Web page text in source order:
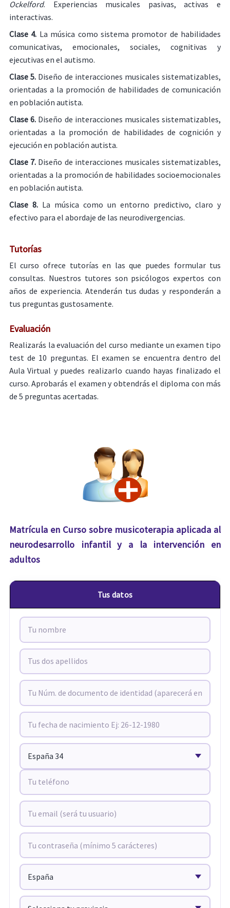
Ockelford. Experiencias musicales pasivas, activas e
interactivas.
Clase 4. La música como sistema promotor de habilidades
comunicativas, emocionales, sociales, cognitivas y
ejecutivas en el autismo.
Clase 5. Diseño de interacciones musicales sistematizables,
orientadas a la promoción de habilidades de comunicación
en población autista.
Clase 6. Diseño de interacciones musicales sistematizables,
orientadas a la promoción de habilidades de cognición y
ejecución en población autista.
Clase 7. Diseño de interacciones musicales sistematizables,
orientadas a la promoción de habilidades socioemocionales
en población autista.
Clase 8. La música como un entorno predictivo, claro y
efectivo para el abordaje de las neurodivergencias.
Tutorías
El curso ofrece tutorías en las que puedes formular tus
consultas. Nuestros tutores son psicólogos expertos con
años de experiencia. Atenderán tus dudas y responderán a
tus preguntas gustosamente.
Evaluación
Realizarás la evaluación del curso mediante un examen tipo
test de 10 preguntas. El examen se encuentra dentro del
Aula Virtual y puedes realizarlo cuando hayas finalizado el
curso. Aprobarás el examen y obtendrás el diploma con más
de 5 preguntas acertadas.
Matrícula en Curso sobre musicoterapia aplicada al
neurodesarrollo infantil y a la intervención en
adultos
Tus datos